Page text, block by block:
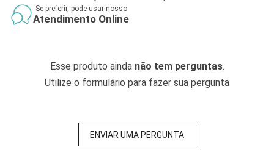
Se preferir, pode usar nosso
Atendimento Online
Esse produto ainda não tem perguntas.
Utilize o formulário para fazer sua pergunta
ENVIAR UMA PERGUNTA